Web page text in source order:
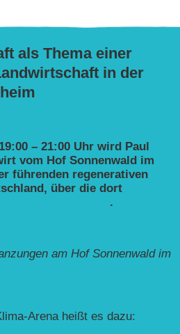
als Thema einer
in der
– 21:00 Uhr wird Paul
vom Hof Sonnenwald im
führenden regenerativen
über die dort
.
am Hof Sonnenwald im
Arena heißt es dazu: